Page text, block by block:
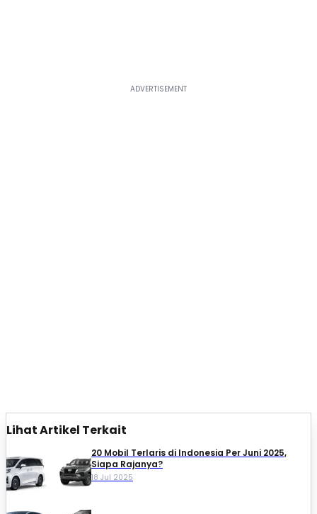
Lihat Artikel Terkait
20 Mobil Terlaris di Indonesia Per Juni 2025,
Siapa Rajanya?
18 Jul 2025